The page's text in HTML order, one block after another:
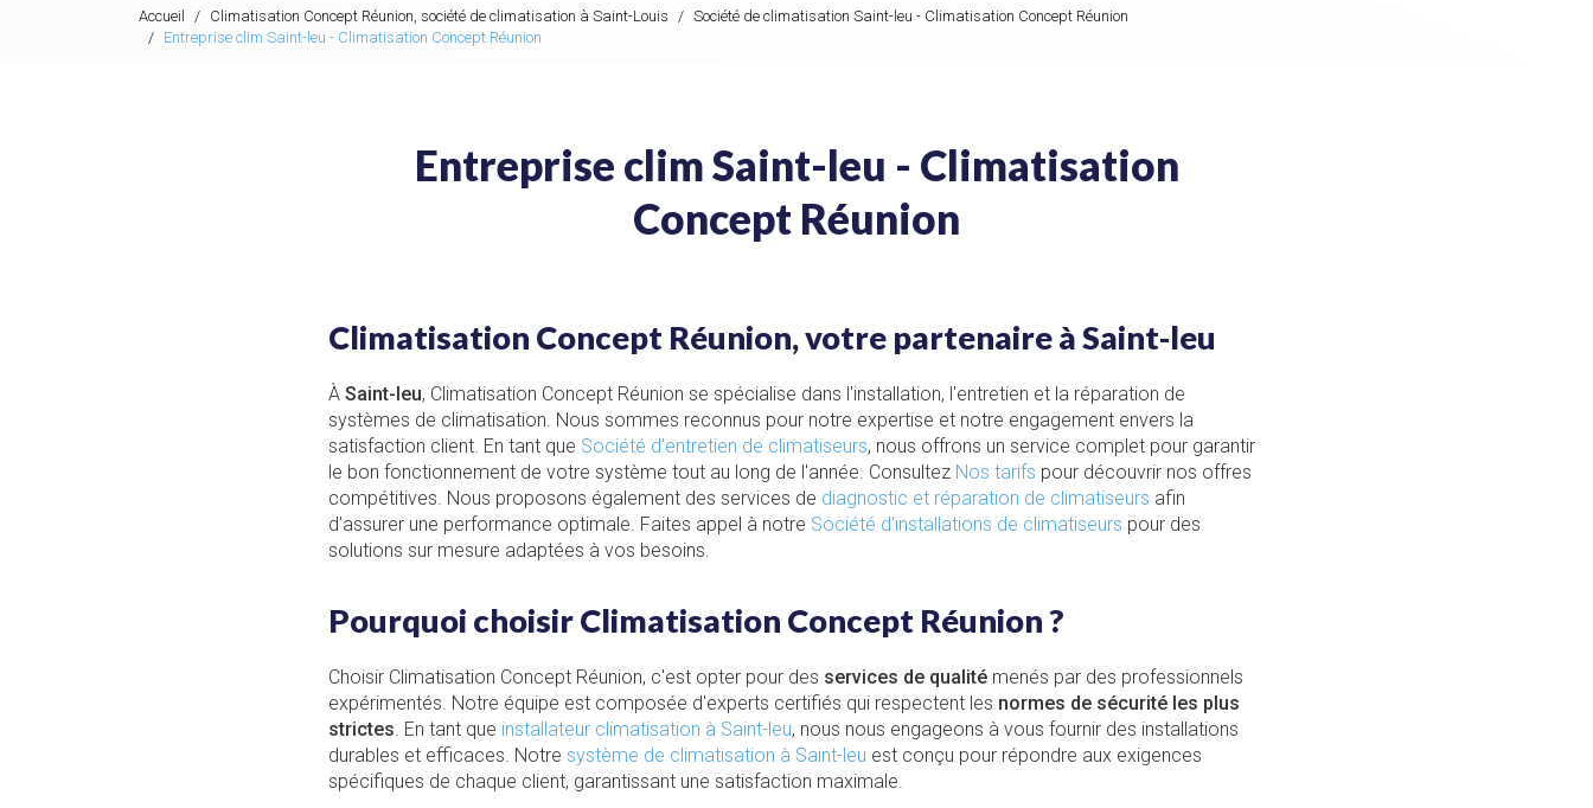
Accueil Climatisation Concept Réunion, société de climatisation à Saint-Louis
Société de climatisation Saint-leu - Climatisation Concept Réunion
Entreprise clim Saint-leu - Climatisation Concept Réunion
Entreprise clim Saint-leu - Climatisation
Concept Réunion
Climatisation Concept Réunion, votre partenaire à Saint-leu
À Saint-leu, Climatisation Concept Réunion se spécialise dans l'installation, l'entretien et la réparation de
systèmes de climatisation. Nous sommes reconnus pour notre expertise et notre engagement envers la
satisfaction client. En tant que Société d'entretien de climatiseurs, nous offrons un service complet pour garantir
le bon fonctionnement de votre système tout au long de l'année. Consultez Nos tarifs pour découvrir nos offres
compétitives. Nous proposons également des services de diagnostic et réparation de climatiseurs afin
d'assurer une performance optimale. Faites appel à notre Société d'installations de climatiseurs pour des
solutions sur mesure adaptées à vos besoins.
Pourquoi choisir Climatisation Concept Réunion ?
Choisir Climatisation Concept Réunion, c'est opter pour des services de qualité menés par des professionnels
expérimentés. Notre équipe est composée d'experts certifiés qui respectent les normes de sécurité les plus
strictes. En tant que installateur climatisation à Saint-leu, nous nous engageons à vous fournir des installations
durables et efficaces. Notre système de climatisation à Saint-leu est conçu pour répondre aux exigences
spécifiques de chaque client, garantissant une satisfaction maximale.